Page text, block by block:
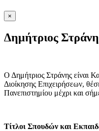
×
Δημήτριος
Ο Δημήτριος Στράνης είναι
Διοίκησης Επιχειρήσεων,
Πανεπιστημίου μέχρι και
Τίτλοι Σπουδών και